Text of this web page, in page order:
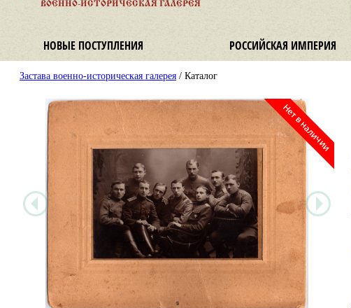
ВОЕННО-ИСТОРИЧЕСКАЯ ГАЛЕРЕЯ
НОВЫЕ ПОСТУПЛЕНИЯ РОССИЙСКАЯ ИМПЕРИЯ
Застава военно-историческая галерея/ Каталог